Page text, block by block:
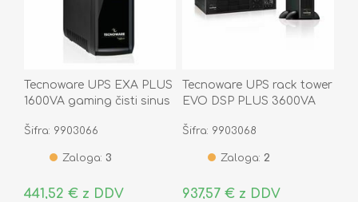
Tecnoware UPS EXA PLUS
1600VA gaming čisti sinus
Šifra: 9903066
Zaloga: 3
441,52 € z DDV
Tecnoware UPS rack tower
EVO DSP PLUS 3600VA
Šifra: 9903068
Zaloga: 2
937,57 € z DDV